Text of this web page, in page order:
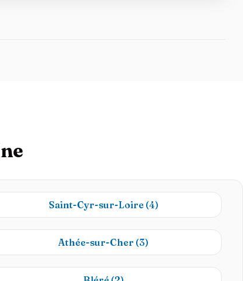
Saint-Cyr-sur-Loire (4)
Athée-sur-Cher (3)